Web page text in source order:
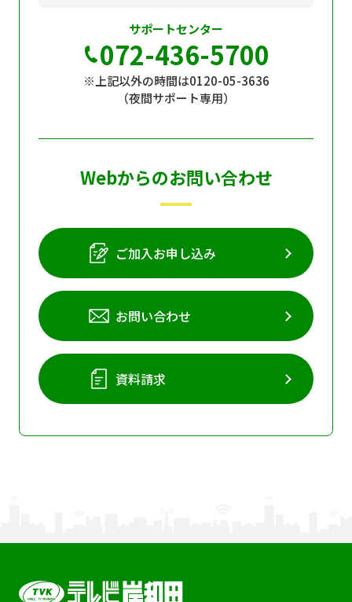
サポートセンター
072-436-5700
※上記以外の時間は0120-05-3636
（夜間サポート専用）
Webからのお問い合わせ
ご加入お申し込み
お問い合わせ
資料請求